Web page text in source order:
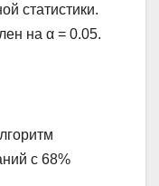
статистики.
на α = 0.05.
с 68%